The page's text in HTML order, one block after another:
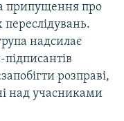
припущення про
надсилає
підписантів
розправі,
над учасниками